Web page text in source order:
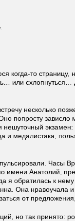
когда-то страницу,
или схлопнуться…
несколько
попросту
экзамен:
и медалистака,
пульсировали. Часы
имени Анатолий,
я обратилась к
Она нравоучала и
от
но так принято: